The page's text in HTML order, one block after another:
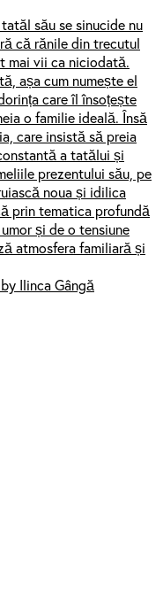
său se sinucide nu
că rănile din trecutul
mai vii ca niciodată.
așa cum numește el
care îl însoțește
o familie ideală. Însă
care insistă să preia
a tatălui și
prezentului său, pe
noua și idilica
prin tematica profundă
și de o tensiune
atmosfera familiară și
Ilinca Gângă